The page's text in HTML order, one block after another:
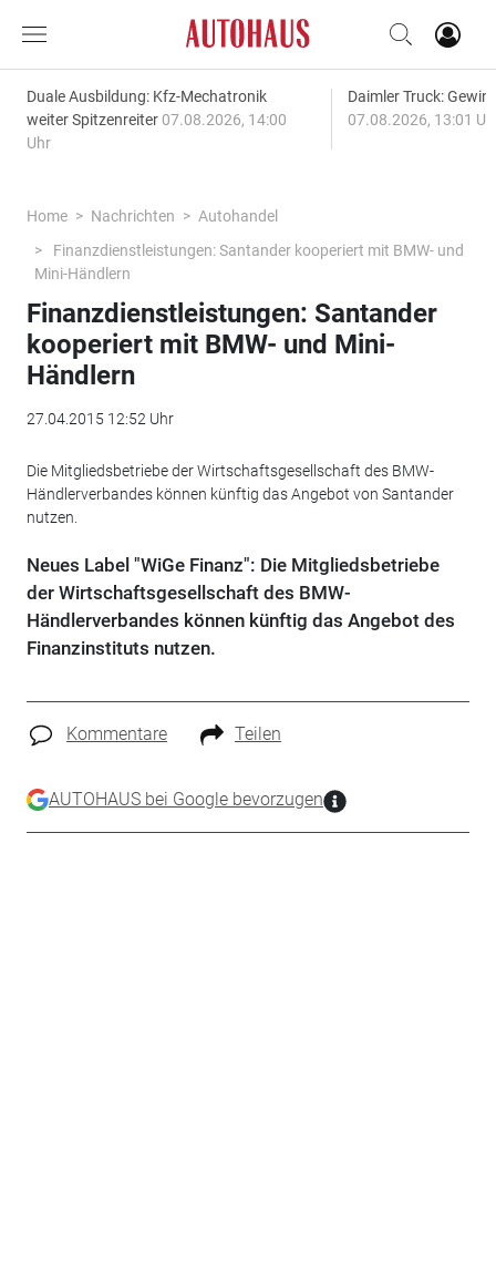
Duale Ausbildung: Kfz-Mechatronik
weiter Spitzenreiter 07.08.2026, 14:00
Uhr
Daimler Truck:
07.08.2026, 13:01
Home Nachrichten
Autohandel
Finanzdienstleistungen: Santander kooperiert mit BMW- und
Mini-Händlern
Finanzdienstleistungen: Santander
kooperiert mit BMW- und Mini-
Händlern
27.04.2015 12:52 Uhr
Die Mitgliedsbetriebe der Wirtschaftsgesellschaft des BMW-
Händlerverbandes können künftig das Angebot von Santander
nutzen.
Neues Label "WiGe Finanz": Die Mitgliedsbetriebe
der Wirtschaftsgesellschaft des BMW-
Händlerverbandes können künftig das Angebot des
Finanzinstituts nutzen.
Kommentare Teilen
AUTOHAUS bei Google bevorzugen